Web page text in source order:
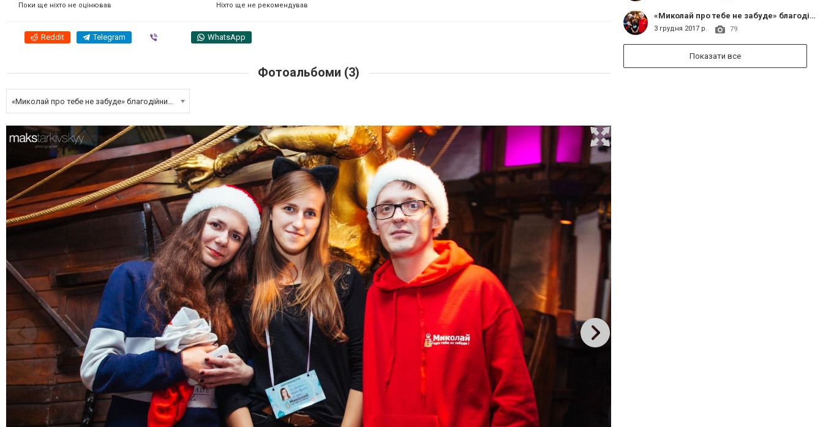
Поки ще ніхто не оцінював Ніхто ще не рекомендував
Reddit Telegram WhatsApp
Фотоальбоми (3)
«Миколай про тебе не забуде» благодійний концерт
«Миколай про тебе не забуде» благодійний концерт
3 грудня 2017 р. 79
Показати все